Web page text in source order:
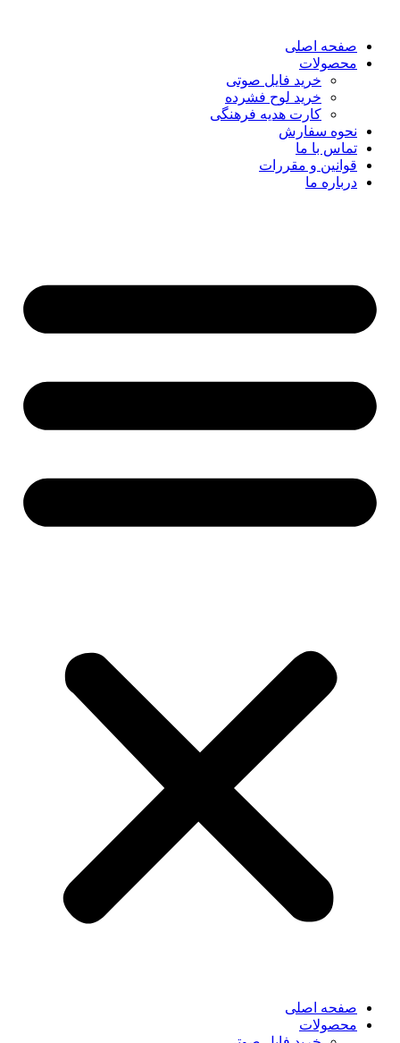
صفحه اصلی
محصولات
خرید فایل صوتی
خرید لوح فشرده
کارت هدیه فرهنگی
نحوه سفارش
تماس با ما
قوانین و مقررات
درباره ما
صفحه اصلی
محصولات